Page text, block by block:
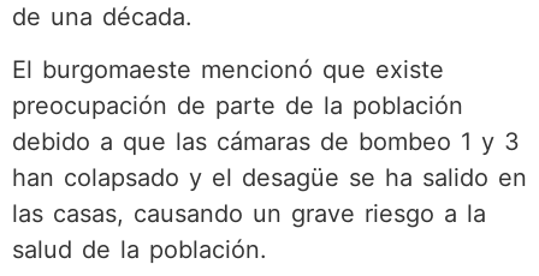
de una década.
El burgomaeste mencionó que existe
preocupación de parte de la población
debido a que las cámaras de bombeo 1 y 3
han colapsado y el desagüe se ha salido en
las casas, causando un grave riesgo a la
salud de la población.